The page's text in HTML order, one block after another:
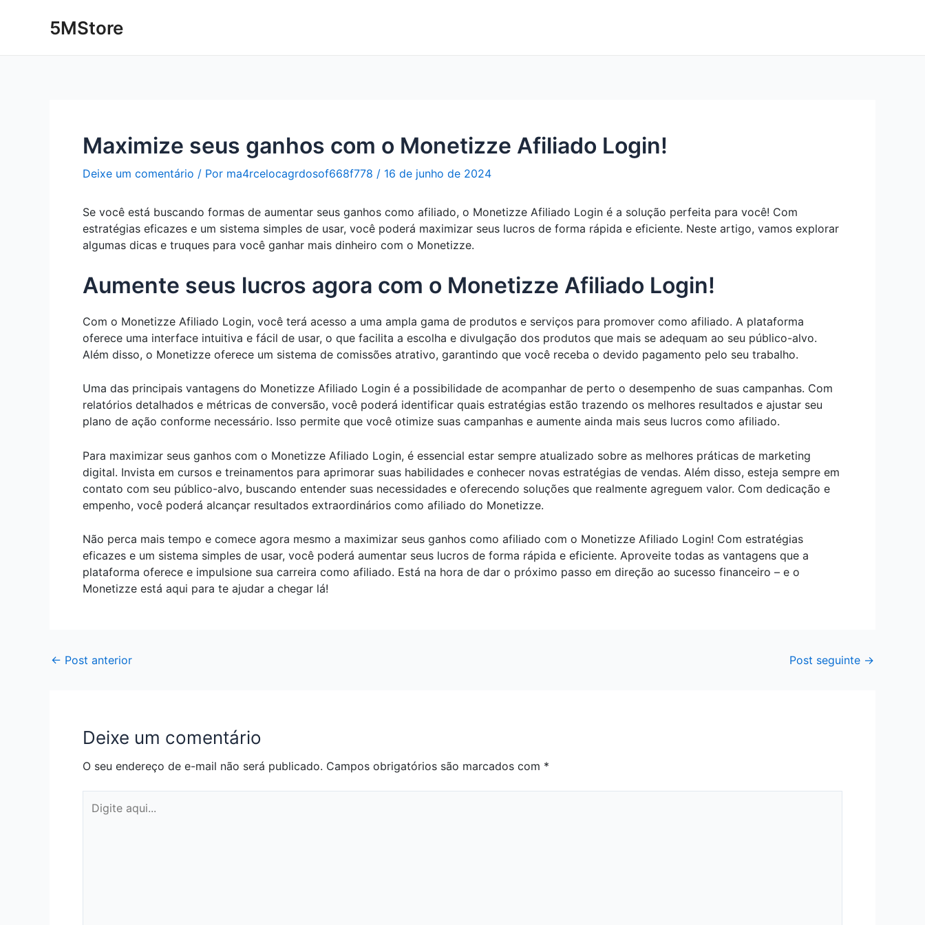
5MStore
Maximize seus ganhos com o Monetizze Afiliado Login!
Deixe um comentário / Por ma4rcelocagrdosof668f778 / 16 de junho de 2024
Se você está buscando formas de aumentar seus ganhos como afiliado, o Monetizze Afiliado Login é a solução perfeita para você! Com
estratégias eficazes e um sistema simples de usar, você poderá maximizar seus lucros de forma rápida e eficiente. Neste artigo, vamos explorar
algumas dicas e truques para você ganhar mais dinheiro com o Monetizze.
Aumente seus lucros agora com o Monetizze Afiliado Login!
Com o Monetizze Afiliado Login, você terá acesso a uma ampla gama de produtos e serviços para promover como afiliado. A plataforma
oferece uma interface intuitiva e fácil de usar, o que facilita a escolha e divulgação dos produtos que mais se adequam ao seu público-alvo.
Além disso, o Monetizze oferece um sistema de comissões atrativo, garantindo que você receba o devido pagamento pelo seu trabalho.
Uma das principais vantagens do Monetizze Afiliado Login é a possibilidade de acompanhar de perto o desempenho de suas campanhas. Com
relatórios detalhados e métricas de conversão, você poderá identificar quais estratégias estão trazendo os melhores resultados e ajustar seu
plano de ação conforme necessário. Isso permite que você otimize suas campanhas e aumente ainda mais seus lucros como afiliado.
Para maximizar seus ganhos com o Monetizze Afiliado Login, é essencial estar sempre atualizado sobre as melhores práticas de marketing
digital. Invista em cursos e treinamentos para aprimorar suas habilidades e conhecer novas estratégias de vendas. Além disso, esteja sempre em
contato com seu público-alvo, buscando entender suas necessidades e oferecendo soluções que realmente agreguem valor. Com dedicação e
empenho, você poderá alcançar resultados extraordinários como afiliado do Monetizze.
Não perca mais tempo e comece agora mesmo a maximizar seus ganhos como afiliado com o Monetizze Afiliado Login! Com estratégias
eficazes e um sistema simples de usar, você poderá aumentar seus lucros de forma rápida e eficiente. Aproveite todas as vantagens que a
plataforma oferece e impulsione sua carreira como afiliado. Está na hora de dar o próximo passo em direção ao sucesso financeiro – e o
Monetizze está aqui para te ajudar a chegar lá!
navigation
← Post anterior Post seguinte →
Deixe um comentário
O seu endereço de e-mail não será publicado. Campos obrigatórios são marcados com *
aqui...